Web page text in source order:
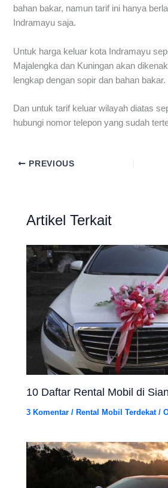
bahan bakar, namun tarif ini hanya
Indramayu saja.
Untuk harga keluar kota Indramayu
Majalengka dan Kuningan akan
lengkap dengan sopir dan bahan bakar.
Dan untuk tarif keluar wilayah diatas
hubungi nomor telepon yang sudah
PREVIOUS
Artikel Terkait
10 Daftar Rental Mobil di
3 Komentar /Rental Mobil Terdekat/